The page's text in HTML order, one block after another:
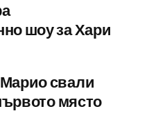
шоу за Хари
свали
място